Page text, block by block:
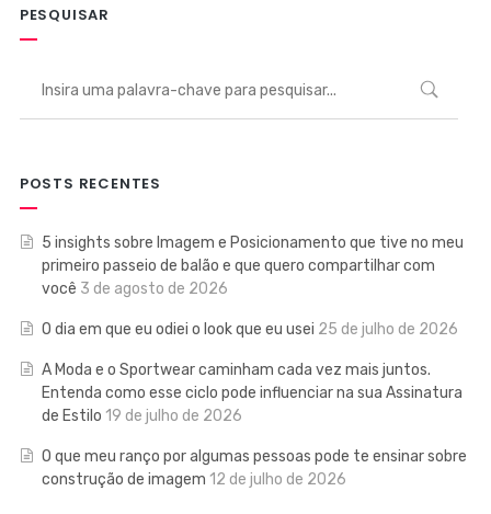
PESQUISAR
POSTS RECENTES
5 insights sobre Imagem e Posicionamento que tive no meu
primeiro passeio de balão e que quero compartilhar com
você 3 de agosto de 2026
O dia em que eu odiei o look que eu usei 25 de julho de 2026
A Moda e o Sportwear caminham cada vez mais juntos.
Entenda como esse ciclo pode influenciar na sua Assinatura
de Estilo 19 de julho de 2026
O que meu ranço por algumas pessoas pode te ensinar sobre
construção de imagem 12 de julho de 2026